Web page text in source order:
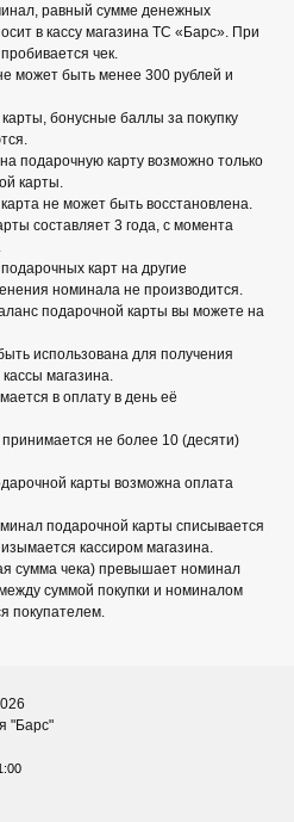
равный сумме денежных
в кассу магазина ТС «Барс». При
чек.
может быть менее 300 рублей и
бонусные баллы за покупку
подарочную карту возможно только
карты.
не может быть восстановлена.
составляет 3 года, с момента
карт на другие
номинала не производится.
подарочной карты вы можете на
использована для получения
магазина.
в оплату в день её
не более 10 (десяти)
карты возможна оплата
подарочной карты списывается
кассиром магазина.
сумма чека) превышает номинал
суммой покупки и номиналом
покупателем.
"Барс"